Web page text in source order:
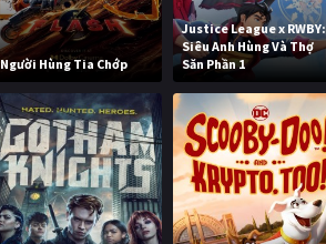
Người Hùng Tia Chớp
Justice League x RWBY:
Siêu Anh Hùng Và Thợ
Săn Phần 1